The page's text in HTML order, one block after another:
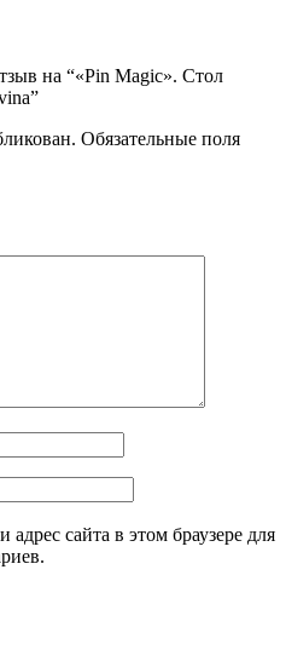
на “«Pin Magic». Стол
Обязательные поля
сайта в этом браузере для